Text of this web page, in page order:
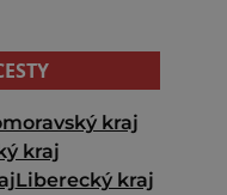
kraj
kraj
Liberecký kraj